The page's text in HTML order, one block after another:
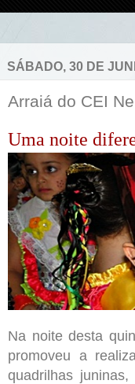
SÁBADO, 30 DE
Arraiá do CEI
Uma noite
Na noite desta
promoveu a
quadrilhas